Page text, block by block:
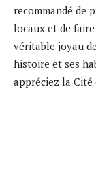
recommandé de
locaux et de
véritable joyau
histoire et ses
appréciez la